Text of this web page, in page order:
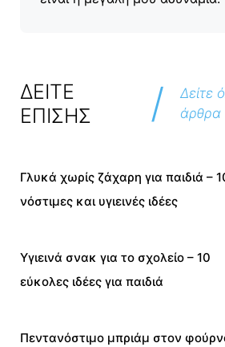
ΔΕΙΤΕ
ΕΠΙΣΗΣ
/
Δείτε
άρθρα
Γλυκά χωρίς ζάχαρη για παιδιά –
νόστιμες και υγιεινές ιδέες
Υγιεινά σνακ για το σχολείο – 10
εύκολες ιδέες για παιδιά
Πεντανόστιμο μπριάμ στον